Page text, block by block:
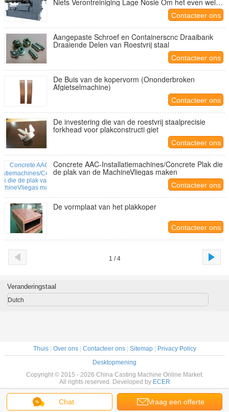
Niets Verontreiniging Lage Nosie Om het even welke
Contacteer ons
Aangepaste Schroef en Containerscnc Draaibank
Draaiende Delen van Roestvrij staal
Contacteer ons
De Buis van de kopervorm (Ononderbroken
Afgietselmachine)
Contacteer ons
De investering die van de roestvrij staalprecisie
forkhead voor plakconstructi giet
Contacteer ons
Concrete AAC-Installatiemachines/Concrete Plak die
de plak van de MachineVliegas maken
Contacteer ons
De vormplaat van het plakkoper
Contacteer ons
1 / 4
Chat Vraag een offerte
Veranderingstaal
Dutch
Thuis| Over ons| Contacteer ons| Sitemap|
Privacy Policy
Desktopmening
Copyright © 2015 - 2026 China Casting Machine Online Market.
All rights reserved. Developed by ECER